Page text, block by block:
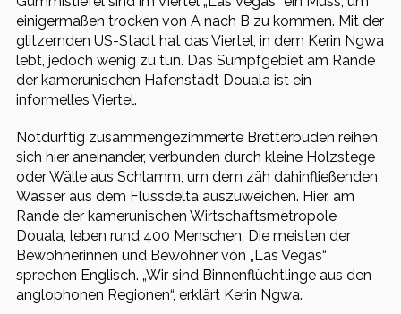
einigermaßen trocken von A nach B zu kommen. Mit der
glitzernden US-Stadt hat das Viertel, in dem Kerin Ngwa
lebt, jedoch wenig zu tun. Das Sumpfgebiet am Rande
der kamerunischen Hafenstadt Douala ist ein
informelles Viertel.
Notdürftig zusammengezimmerte Bretterbuden reihen
sich hier aneinander, verbunden durch kleine Holzstege
oder Wälle aus Schlamm, um dem zäh dahinfließenden
Wasser aus dem Flussdelta auszuweichen. Hier, am
Rande der kamerunischen Wirtschaftsmetropole
Douala, leben rund 400 Menschen. Die meisten der
Bewohnerinnen und Bewohner von „Las Vegas“
sprechen Englisch. „Wir sind Binnenflüchtlinge aus den
anglophonen Regionen“, erklärt Kerin Ngwa.